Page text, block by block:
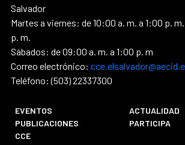
Salvador
Martes a viernes: de 10:00 a. m. a 1:00 p.
p. m.
Sábados: de 09:00 a. m. a 1:00 p. m
Correo electrónico:
Teléfono: (503) 22337300
EVENTOS
ACTUALIDAD
PUBLICACIONES
PARTICIPA
CCE